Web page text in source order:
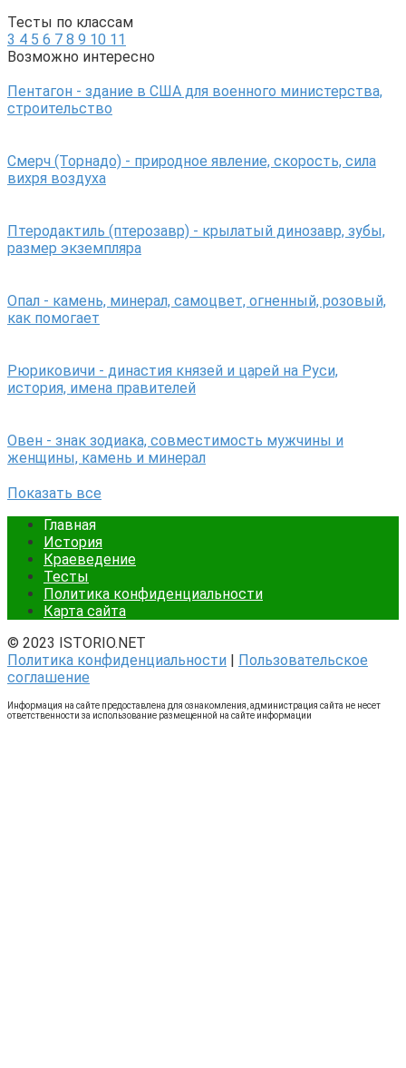
Тесты по классам
3 4 5 6 7 8 9 10 11
Возможно интересно
Пентагон - здание в США для военного министерства,
строительство
Смерч (Торнадо) - природное явление, скорость, сила
вихря воздуха
Птеродактиль (птерозавр) - крылатый динозавр, зубы,
размер экземпляра
Опал - камень, минерал, самоцвет, огненный, розовый,
как помогает
Рюриковичи - династия князей и царей на Руси,
история, имена правителей
Овен - знак зодиака, совместимость мужчины и
женщины, камень и минерал
Показать все
Главная
История
Краеведение
Тесты
Политика конфиденциальности
Карта сайта
© 2023 ISTORIO.NET
Политика конфиденциальности | Пользовательское
соглашение
Информация на сайте предоставлена для ознакомления, администрация сайта не несет
ответственности за использование размещенной на сайте информации